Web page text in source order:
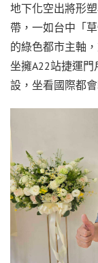
地下化空出將形
帶，一如台中「
的綠色都市主軸
坐擁A22站捷運
設，坐看國際都